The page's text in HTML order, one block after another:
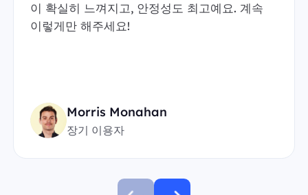
이 확실히 느껴지고, 안정성도 최고예요. 계속
이렇게만 해주세요!
Morris Monahan
장기 이용자